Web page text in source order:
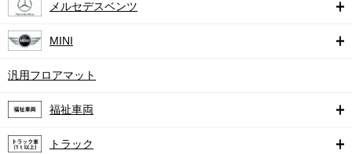
メルセデスベンツ
MINI
汎用フロアマット
福祉車両
トラック